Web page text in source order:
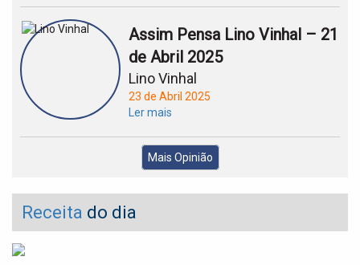
Assim Pensa Lino Vinhal – 21
de Abril 2025
Lino Vinhal
23 de Abril 2025
Ler mais
Mais Opinião
Receita do dia